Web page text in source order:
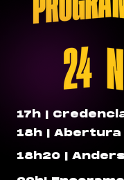
17h |
18h |
18h20 |